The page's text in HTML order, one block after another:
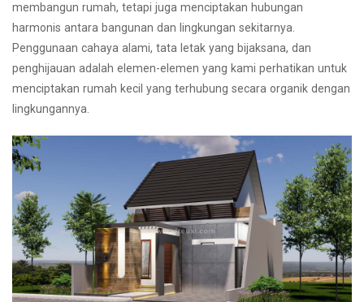
membangun rumah, tetapi juga menciptakan hubungan
harmonis antara bangunan dan lingkungan sekitarnya.
Penggunaan cahaya alami, tata letak yang bijaksana, dan
penghijauan adalah elemen-elemen yang kami perhatikan untuk
menciptakan rumah kecil yang terhubung secara organik dengan
lingkungannya.